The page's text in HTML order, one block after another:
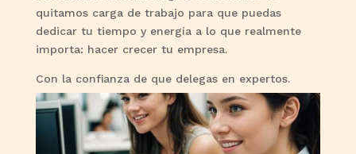
quitamos carga de trabajo para que puedas
dedicar tu tiempo y energía a lo que realmente
importa: hacer crecer tu empresa.
Con la confianza de que delegas en expertos.
CONSEGUIR CONVERSIONES ➔